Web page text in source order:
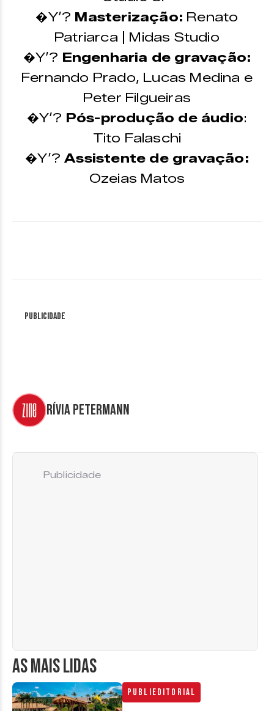
�Y’? Masterização: Renato
Patriarca | Midas Studio
�Y’? Engenharia de gravação:
Fernando Prado, Lucas Medina e
Peter Filgueiras
�Y’? Pós-produção de áudio:
Tito Falaschi
�Y’? Assistente de gravação:
Ozeias Matos
Publicidade
Rívia Petermann
AS MAIS LIDAS
Publieditorial
Publicidade